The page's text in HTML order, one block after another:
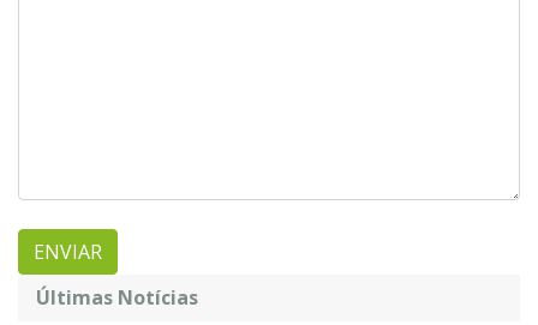
Últimas Notícias